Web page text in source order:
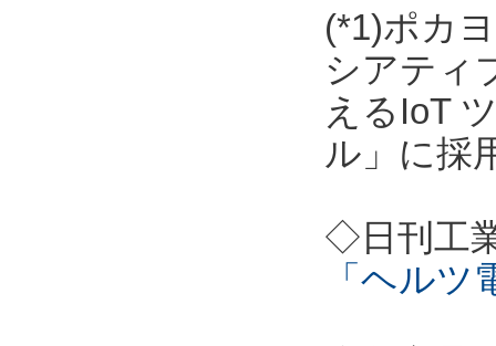
(*1)ポカ
シアティ
えるIoT
ル」に採
◇日刊工
「ヘル